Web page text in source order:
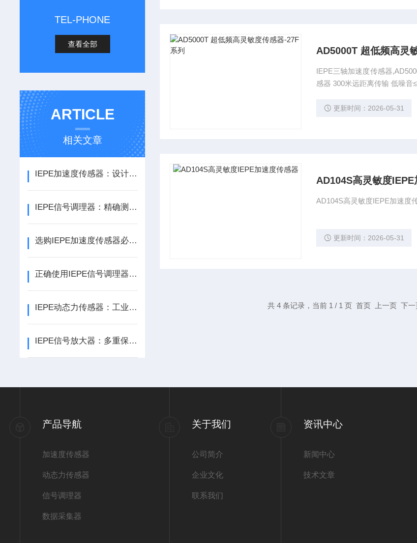
TEL-PHONE
查看全部
ARTICLE
相关文章
IEPE加速度传感器：设计、制造与性能优化
IEPE信号调理器：精确测量的技术引擎
选购IEPE加速度传感器必看3个核心参数，缺一不可
正确使用IEPE信号调理器的技巧
IEPE动态力传感器：工业精密测量的“力觉中枢”
IEPE信号放大器：多重保护加持，以*性能赋能多领域测试监测
AD5000T 超低频高灵
IEPE三轴加速度传感器
感器 300米远距离传输 低噪音
更新时间：2026-05-31
AD104S高灵敏度
AD104S高灵敏度IEPE加速度
更新时间：2026-05-31
共 4 条记录，当前 1 / 1 页 首页 上一页 下
产品导航
加速度传感器
动态力传感器
信号调理器
数据采集器
关于我们
公司简介
企业文化
联系我们
资讯中心
新闻中心
技术文章